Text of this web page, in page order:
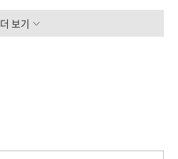
더 보기